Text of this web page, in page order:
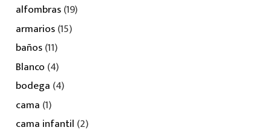
alfombras(19)
armarios(15)
baños(11)
Blanco (4)
bodega (4)
cama (1)
cama infantil (2)